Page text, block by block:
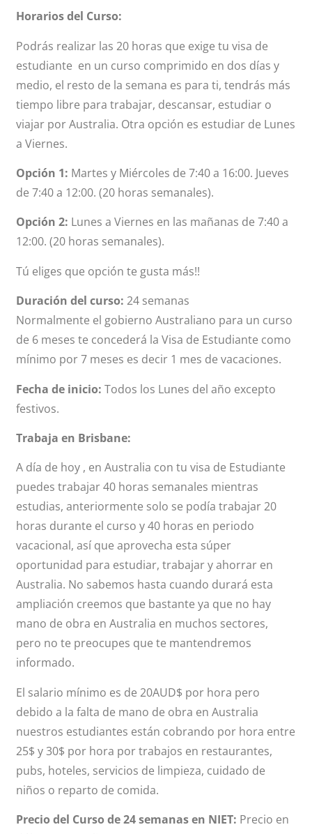
Horarios del Curso:
Podrás realizar las 20 horas que exige tu visa de
estudiante en un curso comprimido en dos días y
medio, el resto de la semana es para ti, tendrás más
tiempo libre para trabajar, descansar, estudiar o
viajar por Australia. Otra opción es estudiar de Lunes
a Viernes.
Opción 1: Martes y Miércoles de 7:40 a 16:00. Jueves
de 7:40 a 12:00. (20 horas semanales).
Opción 2: Lunes a Viernes en las mañanas de 7:40 a
12:00. (20 horas semanales).
Tú eliges que opción te gusta más!!
Duración del curso:24 semanas
Normalmente el gobierno Australiano para un curso
de 6 meses te concederá la Visa de Estudiante como
mínimo por 7 meses es decir 1 mes de vacaciones.
Fecha de inicio:Todos los Lunes del año excepto
festivos.
Trabaja en Brisbane:
A día de hoy , en Australia con tu visa de Estudiante
puedes trabajar 40 horas semanales mientras
estudias, anteriormente solo se podía trabajar 20
horas durante el curso y 40 horas en periodo
vacacional, así que aprovecha esta súper
oportunidad para estudiar, trabajar y ahorrar en
Australia. No sabemos hasta cuando durará esta
ampliación creemos que bastante ya que no hay
mano de obra en Australia en muchos sectores,
pero no te preocupes que te mantendremos
informado.
El salario mínimo es de 20AUD$ por hora pero
debido a la falta de mano de obra en Australia
nuestros estudiantes están cobrando por hora entre
25$ y 30$ por hora por trabajos en restaurantes,
pubs, hoteles, servicios de limpieza, cuidado de
niños o reparto de comida.
Precio del Curso de 24 semanas en NIET: Precio en